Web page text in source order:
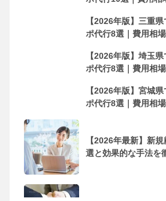
【2026年版】三重
ポ代行8選｜費用相
【2026年版】埼玉
ポ代行8選｜費用相
【2026年版】宮城
ポ代行8選｜費用相
【2026年最新】新
選と効果的な手法を